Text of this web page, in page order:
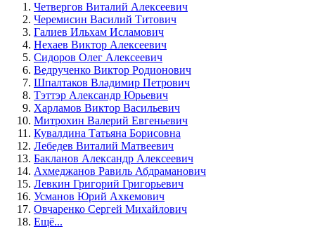
Четвергов Виталий Алексеевич
Черемисин Василий Титович
Галиев Ильхам Исламович
Нехаев Виктор Алексеевич
Сидоров Олег Алексеевич
Ведрученко Виктор Родионович
Шпалтаков Владимир Петрович
Тэттэр Александр Юрьевич
Харламов Виктор Васильевич
Митрохин Валерий Евгеньевич
Кувалдина Татьяна Борисовна
Лебедев Виталий Матвеевич
Бакланов Александр Алексеевич
Ахмеджанов Равиль Абдраманович
Левкин Григорий Григорьевич
Усманов Юрий Ахкемович
Овчаренко Сергей Михайлович
Ещё...